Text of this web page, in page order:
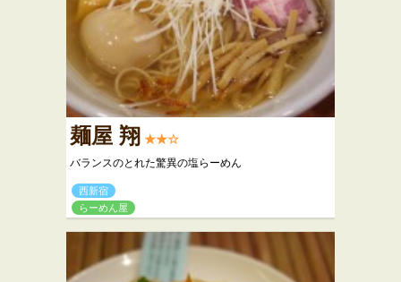
麺屋 翔 ★★☆
バランスのとれた驚異の塩らーめん
西新宿
らーめん屋